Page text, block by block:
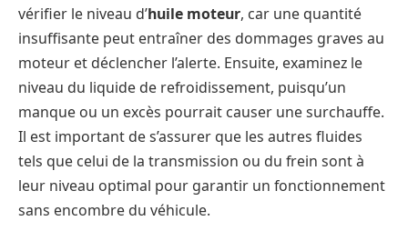
vérifier le niveau d’huile moteur, car une quantité
insuffisante peut entraîner des dommages graves au
moteur et déclencher l’alerte. Ensuite, examinez le
niveau du liquide de refroidissement, puisqu’un
manque ou un excès pourrait causer une surchauffe.
Il est important de s’assurer que les autres fluides
tels que celui de la transmission ou du frein sont à
leur niveau optimal pour garantir un fonctionnement
sans encombre du véhicule.